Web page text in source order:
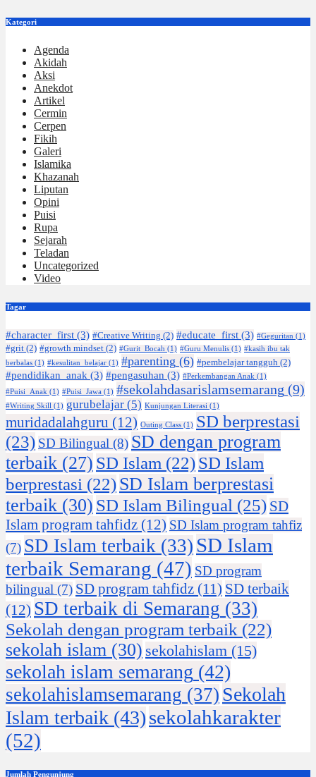
Kategori
Agenda
Akidah
Aksi
Anekdot
Artikel
Cermin
Cerpen
Fikih
Galeri
Islamika
Khazanah
Liputan
Opini
Puisi
Rupa
Sejarah
Teladan
Uncategorized
Video
Tagar
#character_first (3) #Creative Writing (2) #educate_first (3) #Geguritan (1)
#grit (2) #growth mindset (2) #Gurit_Bocah (1) #Guru Menulis (1) #kasih ibu tak
berbalas (1) #kesulitan_belajar (1) #parenting (6) #pembelajar tangguh (2)
#pendidikan_anak (3) #pengasuhan (3) #Perkembangan Anak (1)
#Puisi_Anak (1) #Puisi_Jawa (1) #sekolahdasarislamsemarang (9)
#Writing Skill (1) gurubelajar (5) Kunjungan Literasi (1)
muridadalahguru (12) Outing Class (1) SD berprestasi
(23) SD Bilingual (8) SD dengan program
terbaik (27) SD Islam (22)SD Islam
berprestasi (22)SD Islam berprestasi
terbaik (30) SD Islam Bilingual (25) SD
Islam program tahfidz (12) SD Islam program tahfiz
(7) SD Islam terbaik (33) SD Islam
terbaik Semarang (47) SD program
bilingual (7) SD program tahfidz (11) SD terbaik
(12) SD terbaik di Semarang (33)
Sekolah dengan program terbaik (22)
sekolah islam (30) sekolahislam (15)
sekolah islam semarang (42)
sekolahislamsemarang (37) Sekolah
Islam terbaik (43)sekolahkarakter
(52)
Jumlah Pengunjung